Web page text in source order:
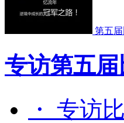
第五
专访第五
・ 专访